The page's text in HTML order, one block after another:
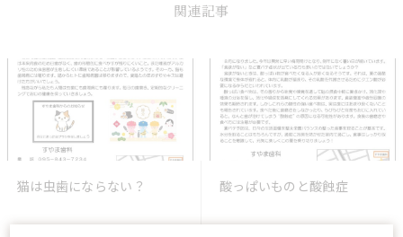
関連記事
猫は虫歯にならない？ 酸っぱいものと酸蝕症